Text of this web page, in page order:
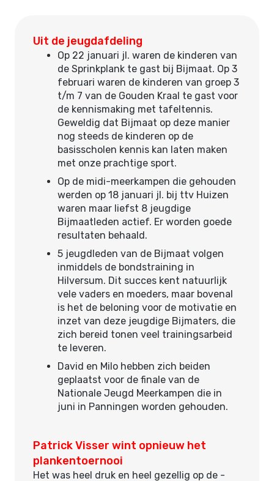
Uit de jeugdafdeling
Op 22 januari jl. waren de kinderen van
de Sprinkplank te gast bij Bijmaat. Op 3
februari waren de kinderen van groep 3
t/m 7 van de Gouden Kraal te gast voor
de kennismaking met tafeltennis.
Geweldig dat Bijmaat op deze manier
nog steeds de kinderen op de
basisscholen kennis kan laten maken
met onze prachtige sport.
Op de midi-meerkampen die gehouden
werden op 18 januari jl. bij ttv Huizen
waren maar liefst 8 jeugdige
Bijmaatleden actief. Er worden goede
resultaten behaald.
5 jeugdleden van de Bijmaat volgen
inmiddels de bondstraining in
Hilversum. Dit succes kent natuurlijk
vele vaders en moeders, maar bovenal
is het de beloning voor de motivatie en
inzet van deze jeugdige Bijmaters, die
zich bereid tonen veel trainingsarbeid
te leveren.
David en Milo hebben zich beiden
geplaatst voor de finale van de
Nationale Jeugd Meerkampen die in
juni in Panningen worden gehouden.
Patrick Visser wint opnieuw het
plankentoernooi
Het was heel druk en heel gezellig op de -